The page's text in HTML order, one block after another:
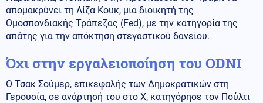
απομακρύνει τη Λίζα Κουκ, μια διοικητή της
Ομοσπονδιακής Τράπεζας (Fed), με την κατηγορία της
απάτης για την απόκτηση στεγαστικού δανείου.
Όχι στην εργαλειοποίηση του ODNI
Ο Τσακ Σούμερ, επικεφαλής των Δημοκρατικών στη
Γερουσία, σε ανάρτησή του στο Χ, κατηγόρησε τον Πούλτι